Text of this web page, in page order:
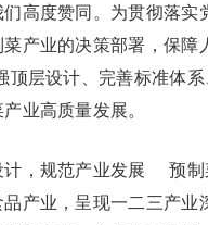
高度赞同。为贯彻落实
产业的决策部署，保障
顶层设计、完善标准体系
产业高质量发展。
计，规范产业发展 预制
品产业，呈现一二三产业